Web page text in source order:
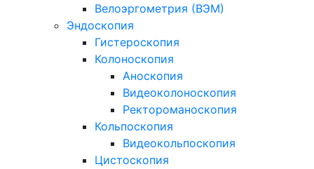
Велоэргометрия (ВЭМ)
Эндоскопия
Гистероскопия
Колоноскопия
Аноскопия
Видеоколоноскопия
Ректороманоскопия
Кольпоскопия
Видеокольпоскопия
Цистоскопия